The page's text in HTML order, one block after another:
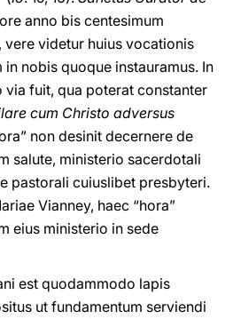
anno bis centesimum
vere videtur huius vocationis
nobis quoque instauramus. In
via fuit, qua poterat constanter
cum Christo adversus
non desinit decernere de
salute, ministerio sacerdotali
pastorali cuiuslibet presbyteri.
Vianney, haec “hora”
eius ministerio in sede
est quodammodo lapis
ut fundamentum serviendi